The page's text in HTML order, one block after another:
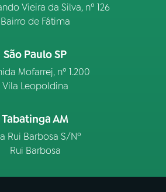
Vieira da Silva, nº 126
Bairro de Fátima
São Paulo SP
Mofarrej, nº 1.200
Vila Leopoldina
Tabatinga AM
Rui Barbosa S/Nº
Rui Barbosa